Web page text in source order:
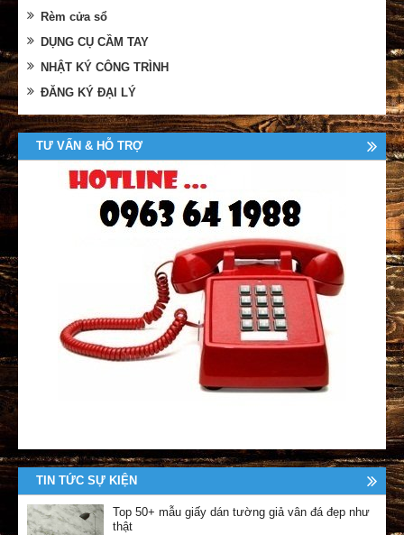
Rèm cửa sổ
DỤNG CỤ CẦM TAY
NHẬT KÝ CÔNG TRÌNH
ĐĂNG KÝ ĐẠI LÝ
TƯ VẤN & HỖ TRỢ
TIN TỨC SỰ KIỆN
Top 50+ mẫu giấy dán tường giả vân đá đẹp như
thật